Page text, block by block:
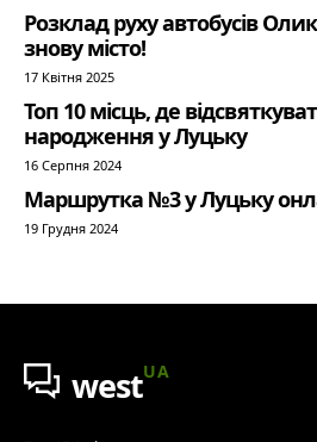
Розклад руху автобусів
знову місто!
17 Квітня 2025
Топ 10 місць, де
народження у Луцьку
16 Серпня 2024
Маршрутка №3 у Луцьку
19 Грудня 2024
westUA